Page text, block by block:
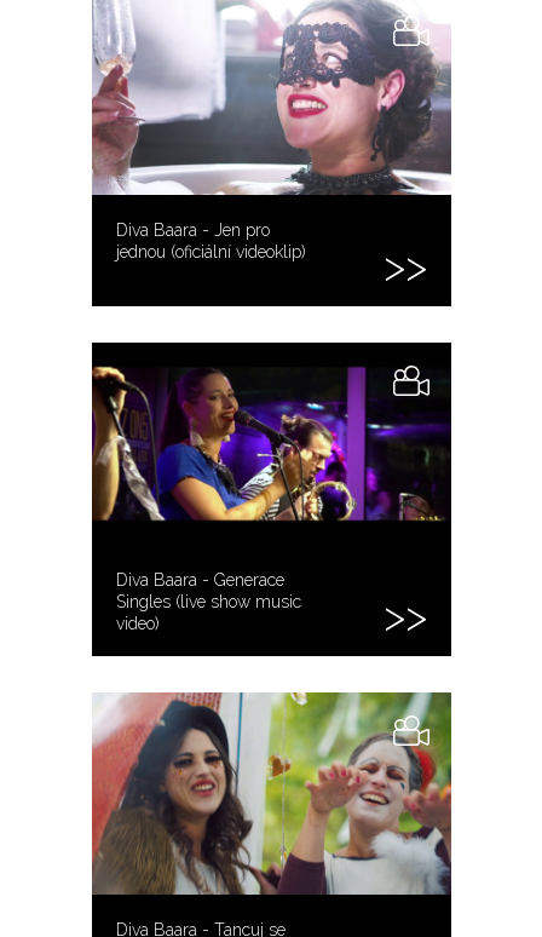
Diva Baara - Jen pro
jednou (oficiální videoklip)
Diva Baara - Generace
Singles (live show music
video)
Diva Baara - Tancuj se